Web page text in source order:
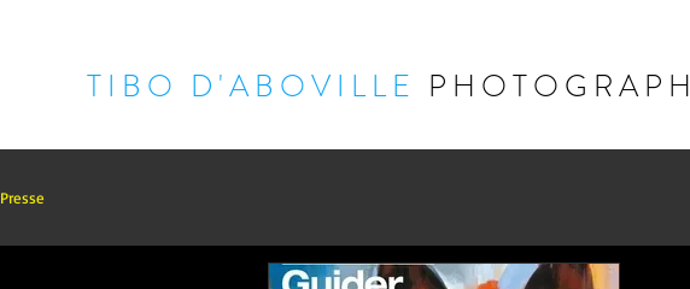
T I B O D ' A B O V I L L E P H O T O G R A P
Presse